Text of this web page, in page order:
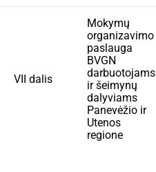
VII dalis
Mokymų
organizavimo
paslauga
BVGN
darbuotojams
ir šeimynų
dalyviams
Panevėžio ir
Utenos
regione